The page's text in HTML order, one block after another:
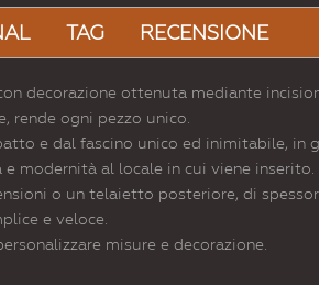
TAG RECENSIONE
decorazione ottenuta mediante
rende ogni pezzo unico.
e dal fascino unico ed inimitabile, in
modernità al locale in cui viene inserito.
o un telaietto posteriore, di
e veloce.
misure e decorazione.